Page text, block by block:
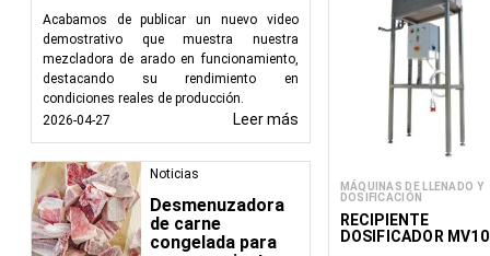
Acabamos de publicar un nuevo video
demostrativo que muestra nuestra
mezcladora de arado en funcionamiento,
destacando su rendimiento en
condiciones reales de producción.
2026-04-27
Leer más
Noticias
Desmenuzadora
de carne
congelada para
garantizan un
Productos
con precisión,
Cosméticos:
sueros,
Productos
precisión los
Colaboración con
FoodTechProcess
MÁQUINAS DE LLENADO Y
DOSIFICACIÓN
RECIPIENTE
DOSIFICADOR